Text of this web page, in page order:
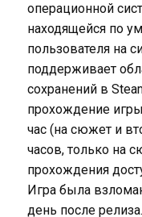
операционной
находящейся по
пользователя на
поддерживает
сохранений в
прохождение
час (на сюжет и
часов, только на
прохождения
Игра была
день после релиза.